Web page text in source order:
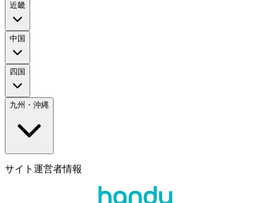
近畿
中国
四国
九州・沖縄
サイト運営者情報